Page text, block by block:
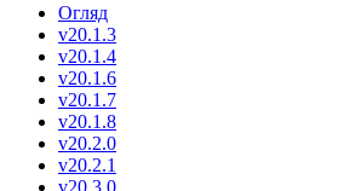
Огляд
v20.1.3
v20.1.4
v20.1.6
v20.1.7
v20.1.8
v20.2.0
v20.2.1
v20.3.0